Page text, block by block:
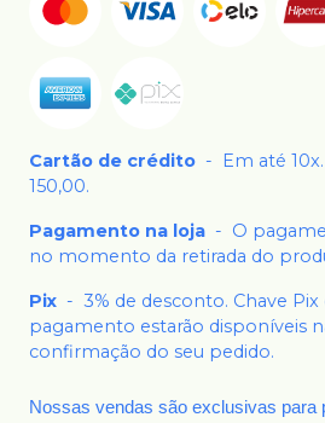
Cartão de crédito -
Em até
150,00.
Pagamento na loja - O
no momento da retirada do
Pix - 3% de desconto. Chave
pagamento estarão disponíveis
confirmação do seu pedido.
Nossas vendas são exclusivas para